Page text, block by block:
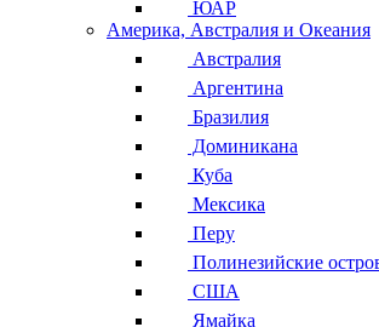
ЮАР
Америка, Австралия и Океания
Австралия
Аргентина
Бразилия
Доминикана
Куба
Мексика
Перу
Полинезийские
США
Ямайка